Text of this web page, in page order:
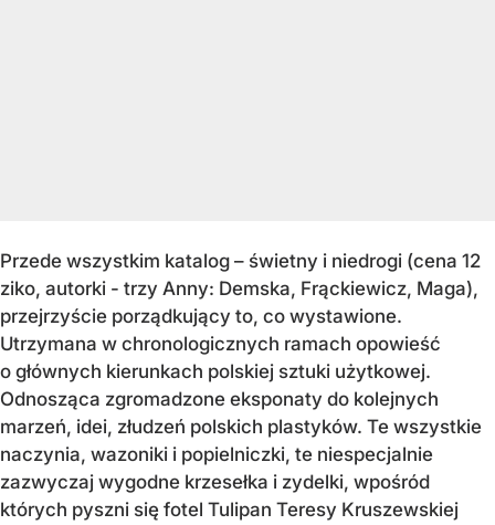
Przede wszystkim katalog – świetny i niedrogi (cena 12
ziko, autorki - trzy Anny: Demska, Frąckiewicz, Maga),
przejrzyście porządkujący to, co wystawione.
Utrzymana w chronologicznych ramach opowieść
o głównych kierunkach polskiej sztuki użytkowej.
Odnosząca zgromadzone eksponaty do kolejnych
marzeń, idei, złudzeń polskich plastyków. Te wszystkie
naczynia, wazoniki i popielniczki, te niespecjalnie
zazwyczaj wygodne krzesełka i zydelki, wpośród
których pyszni się fotel Tulipan Teresy Kruszewskiej